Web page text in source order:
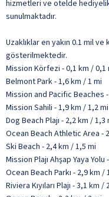
hizmetleri ve otelde
sunulmaktadır.
Uzaklıklar en yakın 0.1 mil
gösterilmektedir.
Mission Körfezi - 0,1 km / 0,1
Belmont Park - 1,6 km / 1 mi
Mission and Pacific Beaches
Mission Sahili - 1,9 km / 1,2 mi
Dog Beach Plajı - 2,2 km / 1,3
Ocean Beach Athletic Area -
Ski Beach - 2,4 km / 1,5 mi
Mission Plajı Ahşap Yaya
Ocean Beach Parkı - 2,9 km /
Riviera Kıyıları Plajı - 3,1 km /